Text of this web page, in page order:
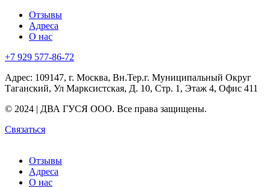
Отзывы
Адреса
О нас
+7 929 577-86-72
Адрес: 109147, г. Москва, Вн.Тер.г. Муниципальный Округ
Таганский, Ул Марксистская, Д. 10, Стр. 1, Этаж 4, Офис 411
© 2024 | ДВА ГУСЯ OOO. Все права защищены.
Связаться
Отзывы
Адреса
О нас